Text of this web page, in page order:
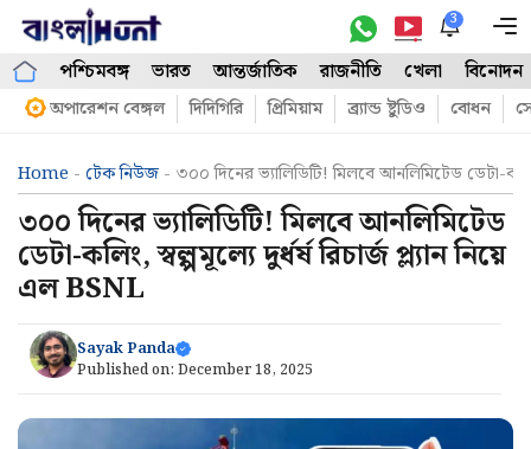
Skip
content
3
পশ্চিমবঙ্গ ভারত আন্তর্জাতিক রাজনীতি খেলা বিনোদন
অপারেশন বেঙ্গল দিদিগিরি প্রিমিয়াম ব্র্যান্ড ষ্টুডিও বোধন
Home - টেক নিউজ - ৩০০ দিনের ভ্যালিডিটি! মিলবে আনলিমিটেড ডেটা-
৩০০ দিনের ভ্যালিডিটি! মিলবে আনলিমিটেড
ডেটা-কলিং, স্বল্পমূল্যে দুর্ধর্ষ রিচার্জ প্ল্যান নিয়ে
এল BSNL
Sayak Panda
Published on: December 18, 2025